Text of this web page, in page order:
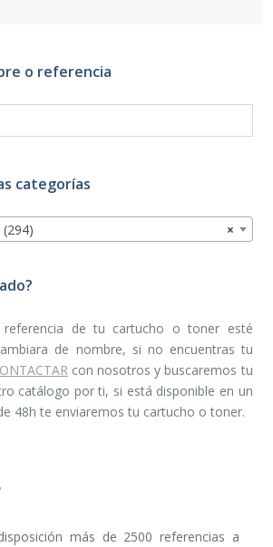
o referencia
categorías
×
de tu cartucho o toner esté
de nombre, si no encuentras tu
con nosotros y buscaremos tu
catálogo por ti, si está disponible en un
48h te enviaremos tu cartucho o toner.
más de 2500 referencias a